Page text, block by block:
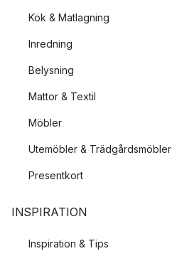
Kök & Matlagning
Inredning
Belysning
Mattor & Textil
Möbler
Utemöbler & Trädgårdsmöbler
Presentkort
INSPIRATION
Inspiration & Tips